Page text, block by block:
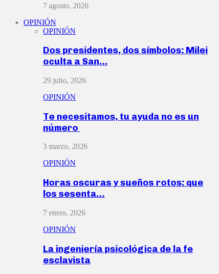
7 agosto, 2026
OPINIÓN
OPINIÓN
Dos presidentes, dos símbolos: Milei
oculta a San…
29 julio, 2026
OPINIÓN
Te necesitamos, tu ayuda no es un
número
3 marzo, 2026
OPINIÓN
Horas oscuras y sueños rotos: que
los sesenta…
7 enero, 2026
OPINIÓN
La ingeniería psicológica de la fe
esclavista